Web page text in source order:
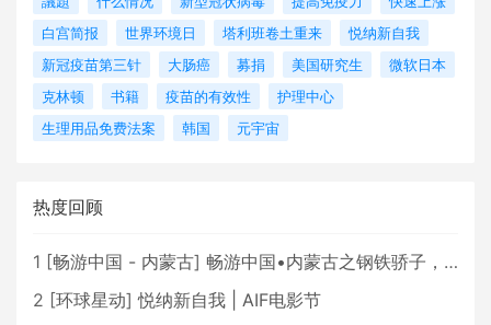
白宫简报
世界环境日 塔利班卷土重来
悦纳新自我
新冠疫苗第三针
大肠癌 募捐 美国研究生
微软日本
克林顿
书籍 疫苗的有效性
护理中心
生理用品免费法案
韩国 元宇宙
热度回顾
1 [畅游中国 - 内蒙古] 畅游中国•内蒙古之钢铁骄子，魅力包头
2 [环球星动] 悦纳新自我 | AIF电影节